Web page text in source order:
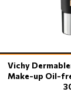
Vichy
Make-up Oil-